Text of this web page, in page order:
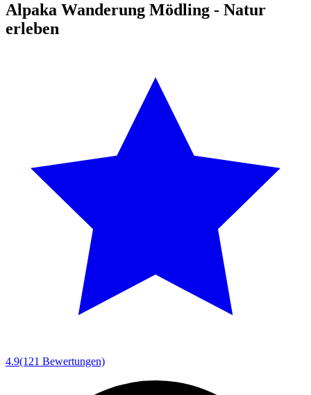
Alpaka Wanderung Mödling - Natur
erleben
4.9(121 Bewertungen)